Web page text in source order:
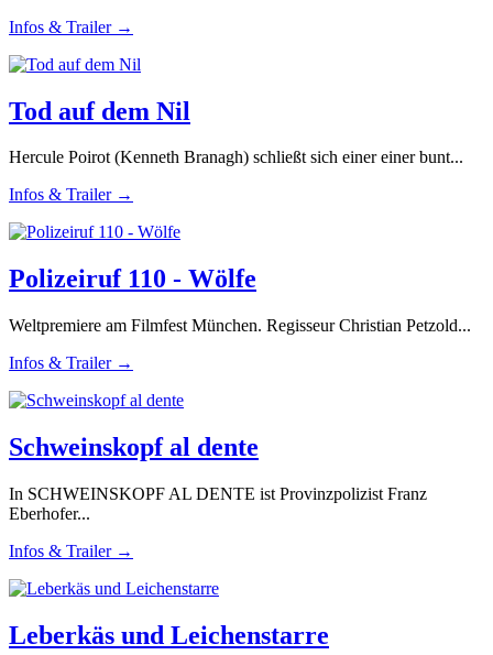
Infos & Trailer →
Tod auf dem Nil
Hercule Poirot (Kenneth Branagh) schließt sich einer einer bunt...
Infos & Trailer →
Polizeiruf 110 - Wölfe
Weltpremiere am Filmfest München. Regisseur Christian Petzold...
Infos & Trailer →
Schweinskopf al dente
In SCHWEINSKOPF AL DENTE ist Provinzpolizist Franz
Eberhofer...
Infos & Trailer →
Leberkäs und Leichenstarre